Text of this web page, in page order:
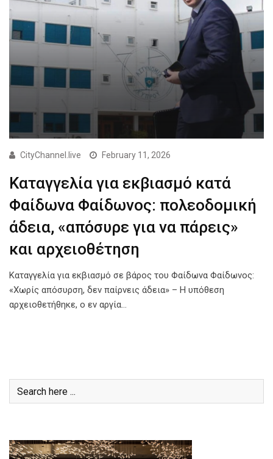
CityChannel.live February 11, 2026
Καταγγελία για εκβιασμό κατά
Φαίδωνα Φαίδωνος: πολεοδομική
άδεια, «απόσυρε για να πάρεις»
και αρχειοθέτηση
Καταγγελία για εκβιασμό σε βάρος του Φαίδωνα Φαίδωνος:
«Χωρίς απόσυρση, δεν παίρνεις άδεια» – Η υπόθεση
αρχειοθετήθηκε, ο εν αργία…